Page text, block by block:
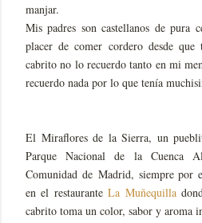
manjar.
Mis padres son castellanos de pura
placer de comer cordero desde
cabrito no lo recuerdo tanto en mi
recuerdo nada por lo que tenía
El Miraflores de la Sierra, un
Parque Nacional de la Cuenca
Comunidad de Madrid, siempre por
en el restauranteLa Muñequilla
cabrito toma un color, sabor y aroma